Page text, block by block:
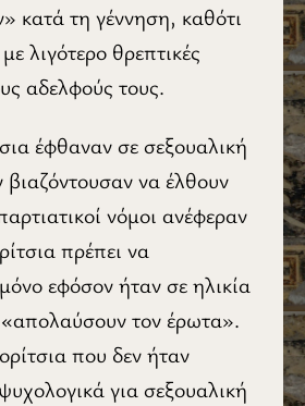
κατά τη γέννηση, καθότι
λιγότερο θρεπτικές
αδελφούς τους.
έφθαναν σε σεξουαλική
βιαζόντουσαν να έλθουν
νόμοι ανέφεραν
πρέπει να
εφόσον ήταν σε ηλικία
τον έρωτα».
που δεν ήταν
για σεξουαλική